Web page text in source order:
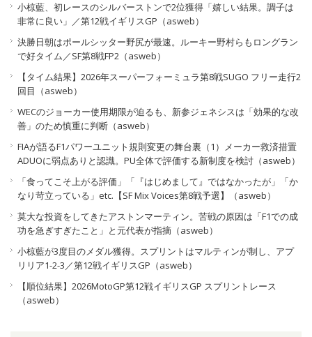
小椋藍、初レースのシルバーストンで2位獲得「嬉しい結果。調子は
非常に良い」／第12戦イギリスGP（asweb）
決勝日朝はポールシッター野尻が最速。ルーキー野村らもロングラン
で好タイム／SF第8戦FP2（asweb）
【タイム結果】2026年スーパーフォーミュラ第8戦SUGO フリー走行2
回目（asweb）
WECのジョーカー使用期限が迫るも、新参ジェネシスは「効果的な改
善」のため慎重に判断（asweb）
FIAが語るF1パワーユニット規則変更の舞台裏（1）メーカー救済措置
ADUOに弱点ありと認識。PU全体で評価する新制度を検討（asweb）
「食ってこそ上がる評価」「『はじめまして』ではなかったが」「か
なり苛立っている」etc.【SF Mix Voices第8戦予選】（asweb）
莫大な投資をしてきたアストンマーティン。苦戦の原因は「F1での成
功を急ぎすぎたこと」と元代表が指摘（asweb）
小椋藍が3度目のメダル獲得。スプリントはマルティンが制し、アプ
リリア1-2-3／第12戦イギリスGP（asweb）
【順位結果】2026MotoGP第12戦イギリスGP スプリントレース
（asweb）